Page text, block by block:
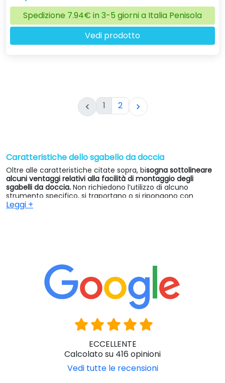
Spedizione 7.94€ in 3-5 giorni a Italia Penisola
Vedi prodotto
 1 2 
Caratteristiche dello sgabello da doccia
Oltre alle caratteristiche citate sopra, bisogna sottolineare
alcuni ventaggi relativi alla facilità di montaggio degli
sgabelli da doccia. Non richiedono l’utilizzo di alcuno
strumento specifico, si traportano o si ripongono con
estrema semplicità. Inoltre possono esse utilizzati come
dell’utente e la sicurezza in bagno. Il tutto a prezzi competivi
e accessibili a tutti.
Non esitare a contattarci per conoscere nel dettaglio tutti i
modelli di sgabelli disponibili al momento ed individuare
si avvicina elle esigenze della
Leggi +
ECCELLENTE
Calcolato su 416 opinioni
Vedi tutte le recensioni